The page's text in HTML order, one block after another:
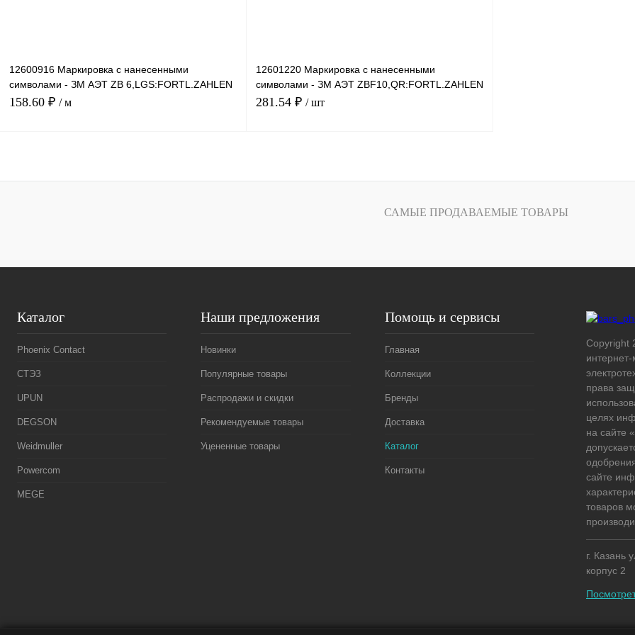
12600916 Маркировка с нанесенными
символами - ЗМ АЭТ ZB 6,LGS:FORTL.ZAHLEN
211-220
158.60 ₽ / м
12601220 Маркировка с нанесенными
символами - ЗМ АЭТ ZBF10,QR:FORTL.ZAHLEN
81-90
281.54 ₽ / шт
САМЫЕ ПРОДАВАЕМЫЕ ТОВАРЫ
Каталог
Phoenix Contact
СТЭЗ
UPUN
DEGSON
Weidmuller
Powercom
MEGE
Наши предложения
Новинки
Популярные товары
Распродажи и скидки
Рекомендуемые товары
Уцененные товары
Помощь и сервисы
Главная
Коллекции
Бренды
Доставка
Каталог
Контакты
Copyright
интернет-
права
целях
на сайте
сайте
товаров
г. Казань
корпус 2